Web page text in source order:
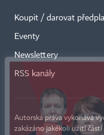
Koupit / darovat
Eventy
Newslettery
RSS kanály
Autorská práva vykonává
zakázáno jakékoli užití